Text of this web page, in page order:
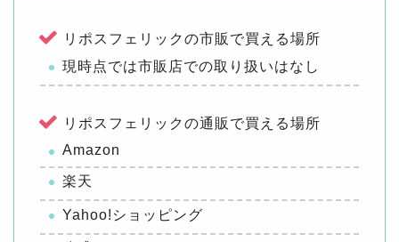
リポスフェリックの市販で買える場所
現時点では市販店での取り扱いはなし
リポスフェリックの通販で買える場所
Amazon
楽天
Yahoo!ショッピング